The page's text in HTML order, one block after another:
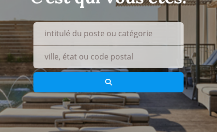
what
where